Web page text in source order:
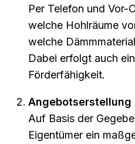
Per Telefon und Vor-
welche Hohlräume
welche
Dabei erfolgt auch
Förderfähigkeit.
Angebotserstellung
Auf Basis der
Eigentümer ein